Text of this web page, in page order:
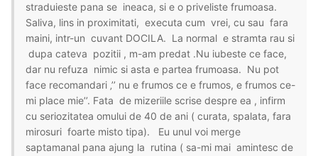
straduieste pana se ineaca, si e o priveliste frumoasa.
Saliva, lins in proximitati, executa cum vrei, cu sau fara
maini, intr-un cuvant DOCILA. La normal e stramta rau si
dupa cateva pozitii , m-am predat .Nu iubeste ce face,
dar nu refuza nimic si asta e partea frumoasa. Nu pot
face recomandari ‚’’ nu e frumos ce e frumos, e frumos ce-
mi place mie’’. Fata de mizeriile scrise despre ea , infirm
cu seriozitatea omului de 40 de ani ( curata, spalata, fara
mirosuri foarte misto tipa). Eu unul voi merge
saptamanal pana ajung la rutina ( sa-mi mai amintesc de